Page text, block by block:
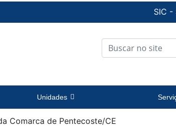
SIC -
Unidades
Comarca de Pentecoste/CE